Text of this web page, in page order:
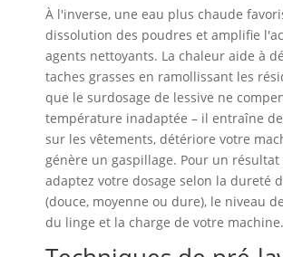
À l'inverse, une eau plus chaude
dissolution des poudres et amplifie
agents nettoyants. La chaleur aide à
taches grasses en ramollissant les
que le surdosage de lessive ne
température inadaptée – il entraîne
sur les vêtements, détériore votre
génère un gaspillage. Pour un
adaptez votre dosage selon la dureté
(douce, moyenne ou dure), le niveau
du linge et la charge de votre machine.